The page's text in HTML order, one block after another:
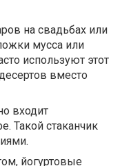
на свадьбах или
мусса или
используют этот
вместо
входит
Такой стаканчик
йогуртовые